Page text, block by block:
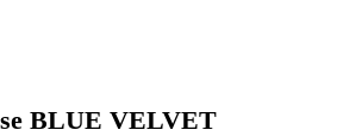
BLUE VELVET